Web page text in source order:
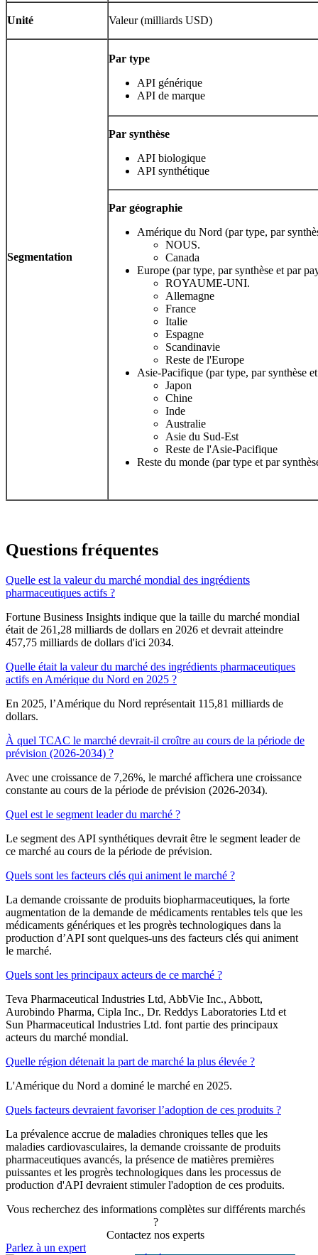
Unité Valeur (milliards USD)
Segmentation
Par type
API générique
API de marque
Par synthèse
API biologique
API synthétique
Par géographie
Amérique du Nord (par type, par
NOUS.
Canada
Europe (par type, par synthèse et par
ROYAUME-UNI.
Allemagne
France
Italie
Espagne
Scandinavie
Reste de l'Europe
Asie-Pacifique (par type, par synthèse
Japon
Chine
Inde
Australie
Asie du Sud-Est
Reste de l'Asie-Pacifique
Reste du monde (par type et par
Questions fréquentes
Quelle est la valeur du marché mondial des ingrédients
pharmaceutiques actifs ?
Fortune Business Insights indique que la taille du marché mondial
était de 261,28 milliards de dollars en 2026 et devrait atteindre
457,75 milliards de dollars d'ici 2034.
Quelle était la valeur du marché des ingrédients pharmaceutiques
actifs en Amérique du Nord en 2025 ?
En 2025, l’Amérique du Nord représentait 115,81 milliards de
dollars.
À quel TCAC le marché devrait-il croître au cours de la période de
prévision (2026-2034) ?
Avec une croissance de 7,26%, le marché affichera une croissance
constante au cours de la période de prévision (2026-2034).
Quel est le segment leader du marché ?
Le segment des API synthétiques devrait être le segment leader de
ce marché au cours de la période de prévision.
Quels sont les facteurs clés qui animent le marché ?
La demande croissante de produits biopharmaceutiques, la forte
augmentation de la demande de médicaments rentables tels que les
médicaments génériques et les progrès technologiques dans la
production d’API sont quelques-uns des facteurs clés qui animent
le marché.
Quels sont les principaux acteurs de ce marché ?
Teva Pharmaceutical Industries Ltd, AbbVie Inc., Abbott,
Aurobindo Pharma, Cipla Inc., Dr. Reddys Laboratories Ltd et
Sun Pharmaceutical Industries Ltd. font partie des principaux
acteurs du marché mondial.
Quelle région détenait la part de marché la plus élevée ?
L'Amérique du Nord a dominé le marché en 2025.
Quels facteurs devraient favoriser l’adoption de ces produits ?
La prévalence accrue de maladies chroniques telles que les
maladies cardiovasculaires, la demande croissante de produits
pharmaceutiques avancés, la présence de matières premières
puissantes et les progrès technologiques dans les processus de
production d'API devraient stimuler l'adoption de ces produits.
Vous recherchez des informations complètes sur différents marchés
?
Contactez nos experts
Parlez à un expert